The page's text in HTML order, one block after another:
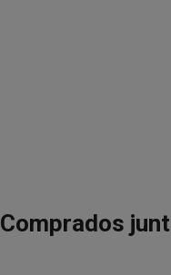
Comprados